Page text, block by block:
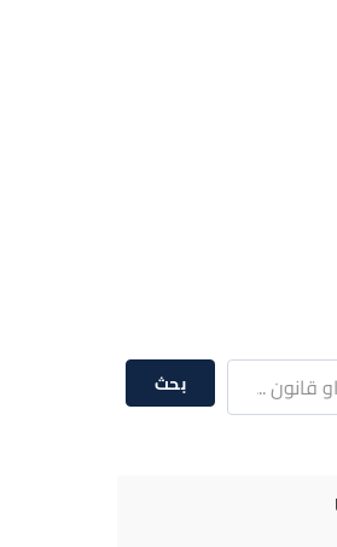
بحث